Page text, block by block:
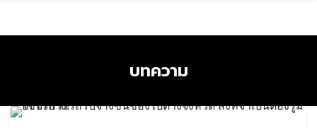
บทความ